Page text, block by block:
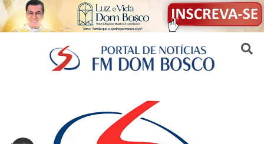
Sair da versão mobile